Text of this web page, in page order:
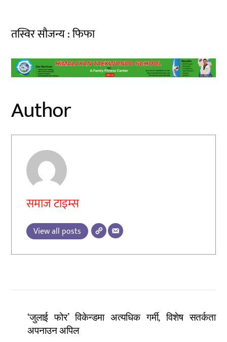
तस्विर सौजन्य : फिफा
Author
समाज टाइम्स
View all posts
‘जुलाई फोर’ विकेन्डमा अत्यधिक गर्मी, विशेष सतर्कता
अपनाउन अपिल